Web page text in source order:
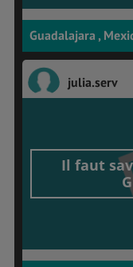
Guadalajara ,
julia.serv
Il faut